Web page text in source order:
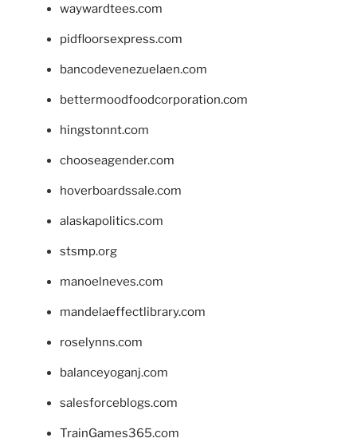
waywardtees.com
pidfloorsexpress.com
bancodevenezuelaen.com
bettermoodfoodcorporation.com
hingstonnt.com
chooseagender.com
hoverboardssale.com
alaskapolitics.com
stsmp.org
manoelneves.com
mandelaeffectlibrary.com
roselynns.com
balanceyoganj.com
salesforceblogs.com
TrainGames365.com